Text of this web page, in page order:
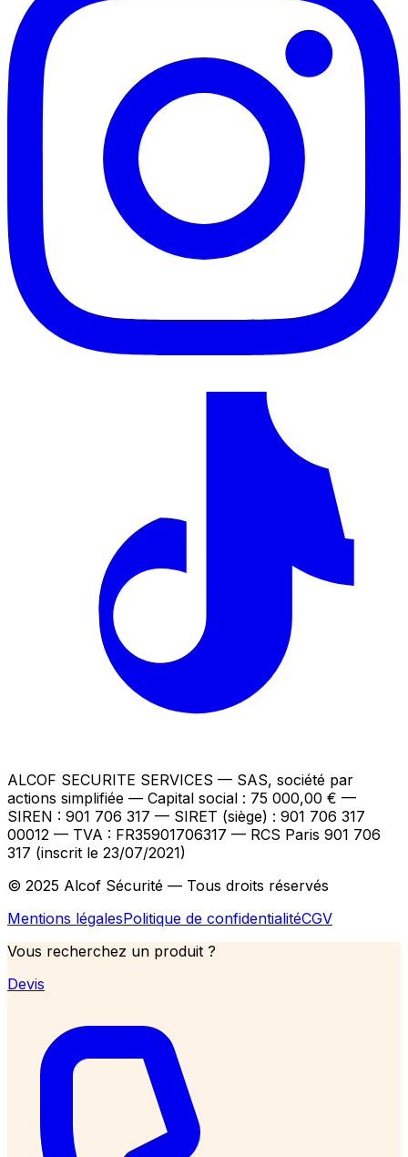
ALCOF SECURITE SERVICES — SAS, société par
actions simplifiée — Capital social : 75 000,00 € —
SIREN : 901 706 317 — SIRET (siège) : 901 706 317
00012 — TVA : FR35901706317 — RCS Paris 901 706
317 (inscrit le 23/07/2021)
© 2025 Alcof Sécurité — Tous droits réservés
Mentions légalesPolitique de confidentialitéCGV
Vous recherchez un produit ?
Devis